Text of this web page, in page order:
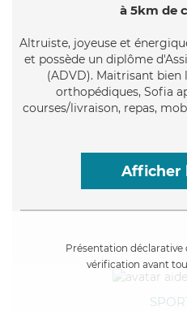
à 5km de
Altruiste, joyeuse et
et possède un diplôme
(ADVD). Maitrisant
orthopédiques, Sofia
courses/livraison, repas,
Afficher
Présentation déclarative
vérification avant